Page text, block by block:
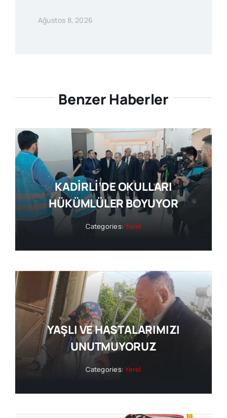
Ağustos 8, 2026
Benzer Haberler
KADİRLİ’DE OKULLARI
HÜKÜMLÜLER BOYUYOR
Categories:Yerel
YAŞLI VE HASTALARIMIZI
UNUTMUYORUZ
Categories:Yerel